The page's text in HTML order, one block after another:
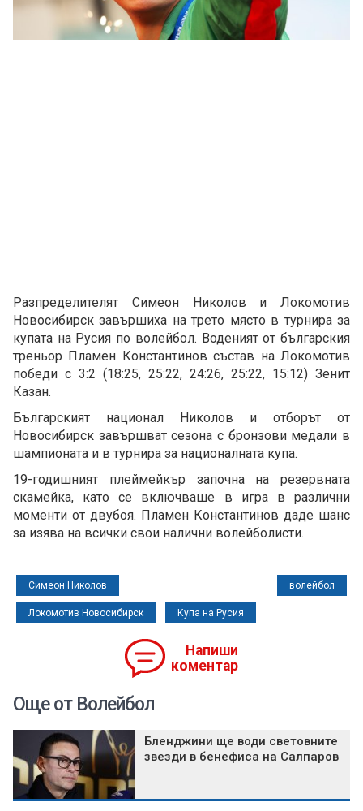
Разпределителят Симеон Николов и Локомотив
Новосибирск завършиха на трето място в турнира за
купата на Русия по волейбол. Воденият от българския
треньор Пламен Константинов състав на Локомотив
победи с 3:2 (18:25, 25:22, 24:26, 25:22, 15:12) Зенит
Казан.
Българският национал Николов и отборът от
Новосибирск завършват сезона с бронзови медали в
шампионата и в турнира за националната купа.
19-годишният плеймейкър започна на резервната
скамейка, като се включваше в игра в различни
моменти от двубоя. Пламен Константинов даде шанс
за изява на всички свои налични волейболисти.
Симеон Николов волейбол
Локомотив Новосибирск Купа на Русия
Напиши
коментар
Още от Волейбол
Бленджини ще води световните
звезди в бенефиса на Салпаров